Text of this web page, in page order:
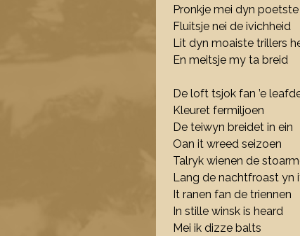
Pronkje mei dyn
Fluitsje nei de ivichheid
Lit dyn moaiste trillers
En meitsje my ta breid
De loft tsjok fan ’e
Kleuret fermiljoen
De teiwyn breidet in ein
Oan it wreed seizoen
Talryk wienen de
Lang de nachtfroast yn
It ranen fan de triennen
In stille winsk is heard
Mei ik dizze balts